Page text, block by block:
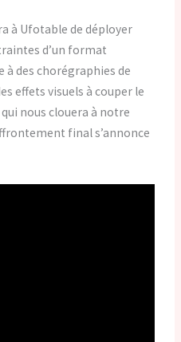
à Ufotable de déployer
d’un format
à des chorégraphies de
effets visuels à couper le
nous clouera à notre
final s’annonce